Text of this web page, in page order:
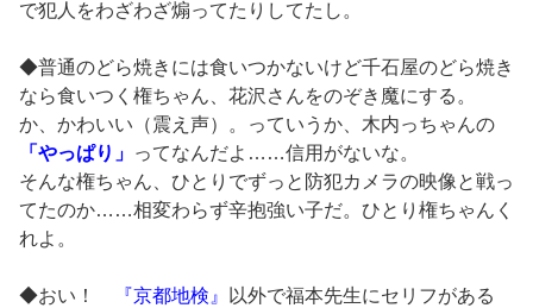
で犯人をわざわざ煽ってたりしてたし。
◆普通のどら焼きには食いつかないけど千石屋のどら焼き
なら食いつく権ちゃん、花沢さんをのぞき魔にする。
か、かわいい（震え声）。っていうか、木内っちゃんの
「やっぱり」 ってなんだよ……信用がないな。
そんな権ちゃん、ひとりでずっと防犯カメラの映像と戦っ
てたのか……相変わらず辛抱強い子だ。ひとり権ちゃんく
れよ。
◆おい！ 『京都地検』
以外で福本先生にセリフがある